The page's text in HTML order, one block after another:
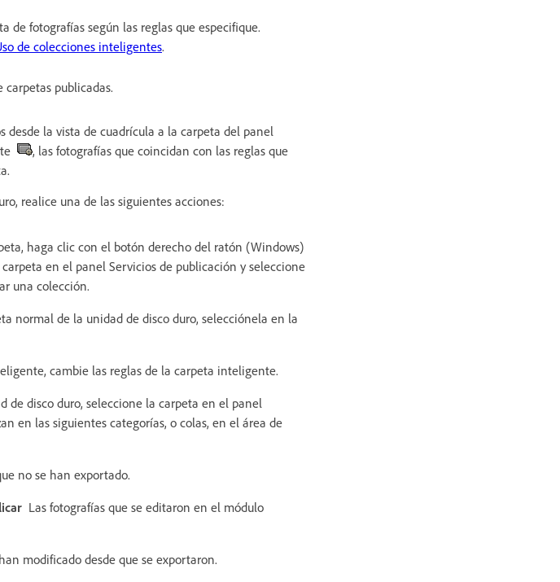
de fotografías según las reglas que especifique.
de colecciones inteligentes.
carpetas publicadas.
desde la vista de cuadrícula a la carpeta del panel
, las fotografías que coincidan con las reglas que
realice una de las siguientes acciones:
haga clic con el botón derecho del ratón (Windows)
en el panel Servicios de publicación y seleccione
una colección.
normal de la unidad de disco duro, selecciónela en la
cambie las reglas de la carpeta inteligente.
de disco duro, seleccione la carpeta en el panel
en las siguientes categorías, o colas, en el área de
no se han exportado.
Las fotografías que se editaron en el módulo
modificado desde que se exportaron.